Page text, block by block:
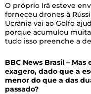
O próprio Irã esteve
forneceu drones à
Ucrânia vai ao Golfo
porque acumulou
tudo isso preenche a
BBC News Brasil –
exagero, dado que a
menor do que a das
passado?